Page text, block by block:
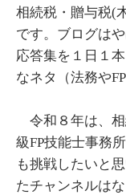
相続税・贈与税(
です。ブログは
応答集を１日１
なネタ（法務や
令和８年は、相
級FP技能士事務
も挑戦したいと
たチャンネルは